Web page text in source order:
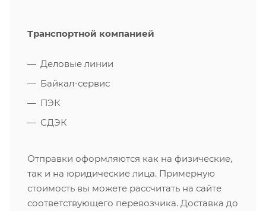
Транспортной компанией
Деловые линии
Байкал-сервис
ПЭК
СДЭК
Отправки оформляются как на физические,
так и на юридические лица. Примерную
стоимость вы можете рассчитать на сайте
соответствующего перевозчика. Доставка до